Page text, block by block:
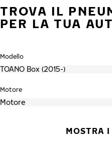
TROVA IL
PER LA TUA
Modello
Motore
MOSTRA